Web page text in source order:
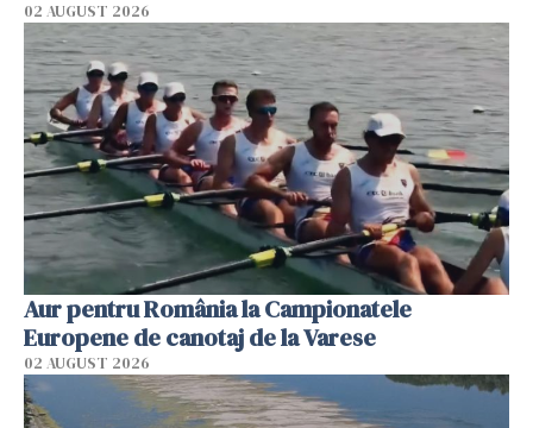
02 AUGUST 2026
Aur pentru România la Campionatele
Europene de canotaj de la Varese
02 AUGUST 2026